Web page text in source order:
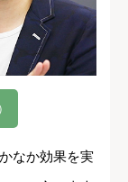
なか効果を実